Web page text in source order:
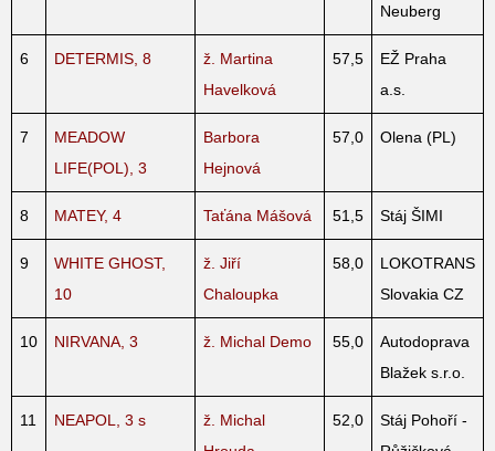
Neuberg
6 DETERMIS, 8
ž. Martina
Havelková
57,5
EŽ Praha
a.s.
7
MEADOW
LIFE(POL), 3
Barbora
Hejnová
57,0 Olena (PL)
8 MATEY, 4 Taťána Mášová 51,5 Stáj ŠIMI
9
WHITE GHOST,
10
ž. Jiří
Chaloupka
58,0
LOKOTRANS
Slovakia CZ
10 NIRVANA, 3 ž. Michal Demo 55,0
Autodoprava
Blažek s.r.o.
11 NEAPOL, 3 s
ž. Michal
52,0
Stáj Pohoří -